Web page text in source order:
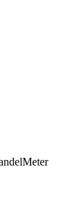
Meter